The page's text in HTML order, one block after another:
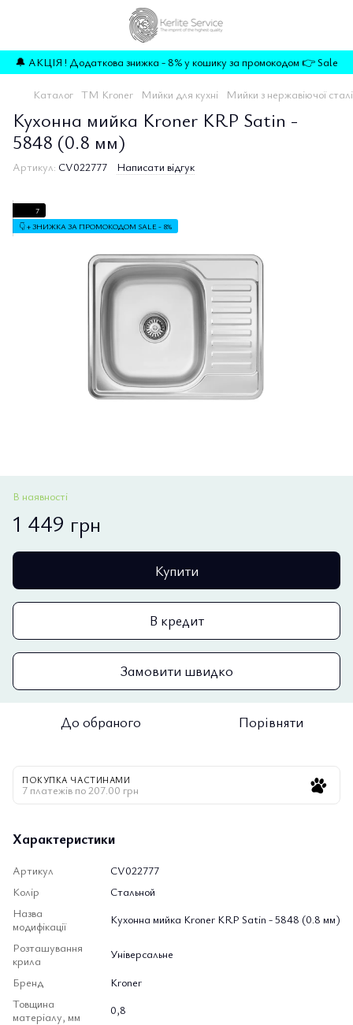
🔔 АКЦІЯ ! Додаткова знижка - 8% у кошику за промокодом 👉 Sale
Каталог TM Kroner Мийки для кухні Мийки з нержавіючої сталі
Кухонна мийка Kroner KRP Satin -
5848 (0.8 мм)
Артикул: CV022777 Написати відгук
7
👇 + ЗНИЖКА ЗА ПРОМОКОДОМ SALE - 8%
В наявності
1 449 грн
Купити
В кредит
Замовити швидко
До обраного Порівняти
ПОКУПКА ЧАСТИНАМИ
7 платежів по 207.00 грн
Характеристики
Артикул
CV022777
Колір
Стальной
Назва
модифікації
Кухонна мийка Kroner KRP Satin - 5848 (0.8 мм)
Розташування
крила
Універсальне
Бренд
Kroner
Товщина
матеріалу, мм
0,8